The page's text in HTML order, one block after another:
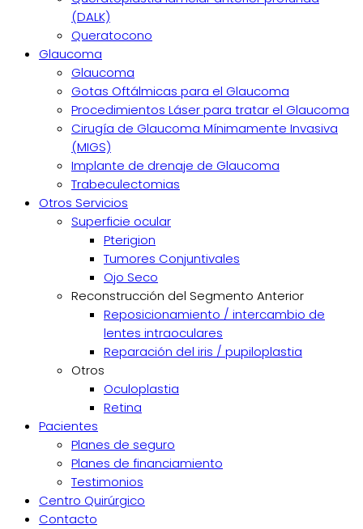
(DALK)
Queratocono
Glaucoma
Glaucoma
Gotas Oftálmicas para el Glaucoma
Procedimientos Láser para tratar el Glaucoma
Cirugía de Glaucoma Mínimamente Invasiva
(MIGS)
Implante de drenaje de Glaucoma
Trabeculectomias
Otros Servicios
Superficie ocular
Pterigion
Tumores Conjuntivales
Ojo Seco
Reconstrucción del Segmento Anterior
Reposicionamiento / intercambio de
lentes intraoculares
Reparación del iris / pupiloplastia
Otros
Oculoplastia
Retina
Pacientes
Planes de seguro
Planes de financiamiento
Testimonios
Centro Quirúrgico
Contacto